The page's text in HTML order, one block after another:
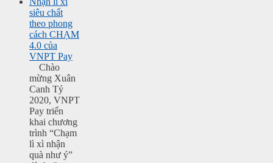
siêu chất
theo phong
cách CHẠM
4.0 của
VNPT Pay
Chào
mừng Xuân
Canh Tý
2020, VNPT
Pay triển
khai chương
trình “Chạm
lì xì nhận
quà như ý”